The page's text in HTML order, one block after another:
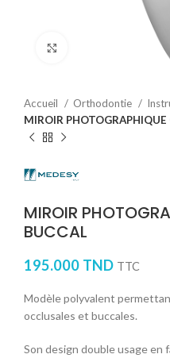
Cliquez pour agrandir
Accueil Orthodontie
MIROIR PHOTOGRAPHIQUE
MIROIR
BUCCAL
195.000 TND TTC
Modèle polyvalent
occlusales et buccales.
Son design double usage